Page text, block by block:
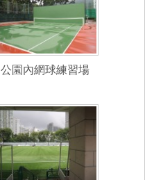
公園內網球練習場